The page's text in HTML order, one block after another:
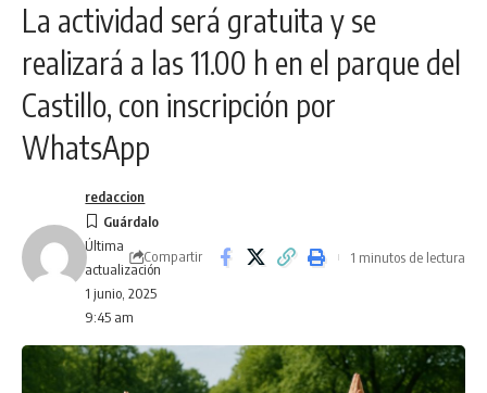
La actividad será gratuita y se
realizará a las 11.00 h en el parque del
Castillo, con inscripción por
WhatsApp
Última
actualización
1 junio, 2025
9:45 am
redaccion
Compartir 1 minutos de lectura